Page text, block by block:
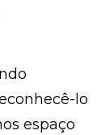
lo
espaço